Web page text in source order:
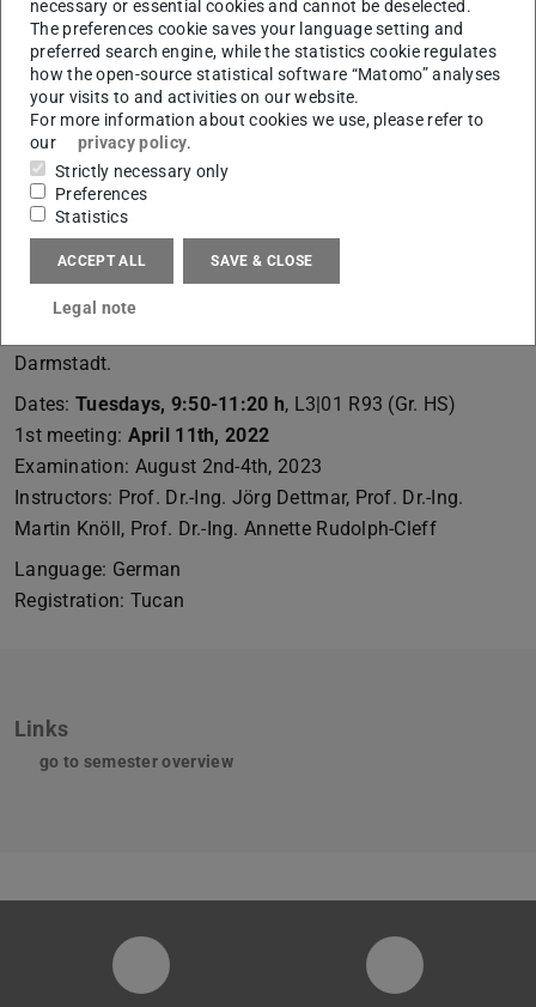
Anhand von ausgewählten historischen und
zeitgenössischen Projekten werden zentrale
städtebauliche Themen im europäischen und globalen
Kontext behandelt sowie ein praxisorientierter Einblick in
Handlungsfelder, Berufsbilder, Methoden und Instrumente
des Städtebaus gegeben. Zur Gestaltung der
Vorlesungsreihe tragen alle Professor/innen der
Fachgruppe Stadt bei. Inhalte der beiden Übungen sind in
diesem Semester die Analyse und Bewertung der
Freiräume, städtebaulichen Strukturen, Mobilitätskonzept
Darmstadt.
Dates: Tuesdays, 9:50-11:20 h, L3|01 R93 (Gr. HS)
1st meeting: April 11th, 2022
Examination: August 2nd-4th, 2023
Instructors: Prof. Dr.-Ing. Jörg Dettmar, Prof. Dr.-Ing.
Martin Knöll, Prof. Dr.-Ing. Annette Rudolph-Cleff
Language: German
Registration: Tucan
Links
go to semester overview
Instagram-Seite der Fachgruppe
LinkedIn-
necessary or essential cookies and cannot be deselected.
The preferences cookie saves your language setting and
preferred search engine, while the statistics cookie regulates
how the open-source statistical software “Matomo” analyses
your visits to and activities on our website.
For more information about cookies we use, please refer to
our
privacy policy.
Strictly necessary only
Preferences
Statistics
ACCEPT ALL SAVE & CLOSE
Legal note